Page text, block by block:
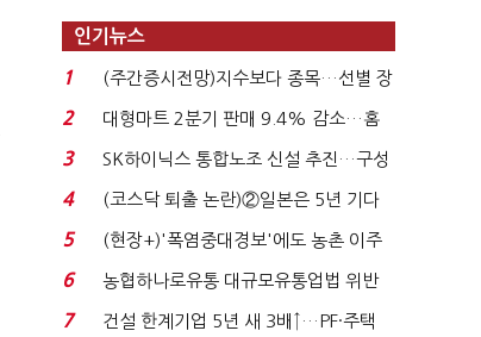
인기뉴스
1
(주간증시전망)지수보다 종목…선별 장
세 이어진다...
2
대형마트 2분기 판매 9.4% 감소…홈
플러스 사태 여파...
3
SK하이닉스 통합노조 신설 추진…구성
원 간 성과급 불...
4
(코스닥 퇴출 논란)②일본은 5년 기다
려주는데 우리는 ...
5
(현장+)'폭염중대경보'에도 농촌 이주
노동자는 강행군…'야...
6
농협하나로유통 대규모유통업법 위반
적발…공정위, 과...
7
건설 한계기업 5년 새 3배↑…PF·주택